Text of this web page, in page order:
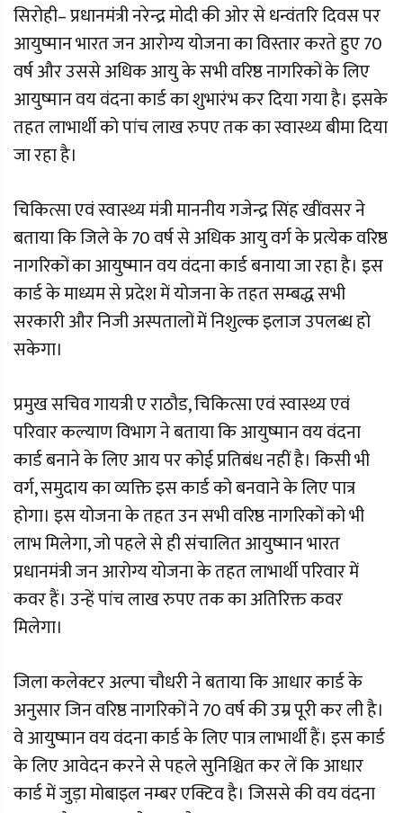
सिरोही– प्रधानमंत्री नरेन्द्र मोदी की ओर से धन्वंतरि दिवस पर
आयुष्मान भारत जन आरोग्य योजना का विस्तार करते हुए 70
वर्ष और उससे अधिक आयु के सभी वरिष्ठ नागरिकों के लिए
आयुष्मान वय वंदना कार्ड का शुभारंभ कर दिया गया है। इसके
तहत लाभार्थी को पांच लाख रुपए तक का स्वास्थ्य बीमा दिया
जा रहा है।
चिकित्सा एवं स्वास्थ्य मंत्री माननीय गजेन्द्र सिंह खींवसर ने
बताया कि जिले के 70 वर्ष से अधिक आयु वर्ग के प्रत्येक वरिष्ठ
नागरिकों का आयुष्मान वय वंदना कार्ड बनाया जा रहा है। इस
कार्ड के माध्यम से प्रदेश में योजना के तहत सम्बद्ध सभी
सरकारी और निजी अस्पतालों में निशुल्क इलाज उपलब्ध हो
सकेगा।
प्रमुख सचिव गायत्री ए राठौड, चिकित्सा एवं स्वास्थ्य एवं
परिवार कल्याण विभाग ने बताया कि आयुष्मान वय वंदना
कार्ड बनाने के लिए आय पर कोई प्रतिबंध नहीं है। किसी भी
वर्ग, समुदाय का व्यक्ति इस कार्ड को बनवाने के लिए पात्र
होगा। इस योजना के तहत उन सभी वरिष्ठ नागरिकों को भी
लाभ मिलेगा, जो पहले से ही संचालित आयुष्मान भारत
प्रधानमंत्री जन आरोग्य योजना के तहत लाभार्थी परिवार में
कवर हैं। उन्हें पांच लाख रुपए तक का अतिरिक्त कवर
मिलेगा।
जिला कलेक्टर अल्पा चौधरी ने बताया कि आधार कार्ड के
अनुसार जिन वरिष्ठ नागरिकों ने 70 वर्ष की उम्र पूरी कर ली है।
वे आयुष्मान वय वंदना कार्ड के लिए पात्र लाभार्थी हैं। इस कार्ड
के लिए आवेदन करने से पहले सुनिश्चित कर लें कि आधार
कार्ड में जुड़ा मोबाइल नम्बर एक्टिव है। जिससे की वय वंदना